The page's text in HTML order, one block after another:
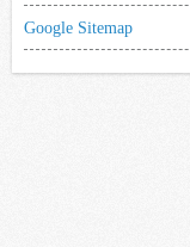
Google Sitemap